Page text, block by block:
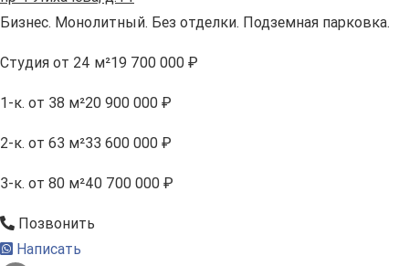
Бизнес. Монолитный. Без отделки. Подземная парковка.
Студия от 24 м²19 700 000 ₽
1-к. от 38 м²20 900 000 ₽
2-к. от 63 м²33 600 000 ₽
3-к. от 80 м²40 700 000 ₽
Позвонить
Написать